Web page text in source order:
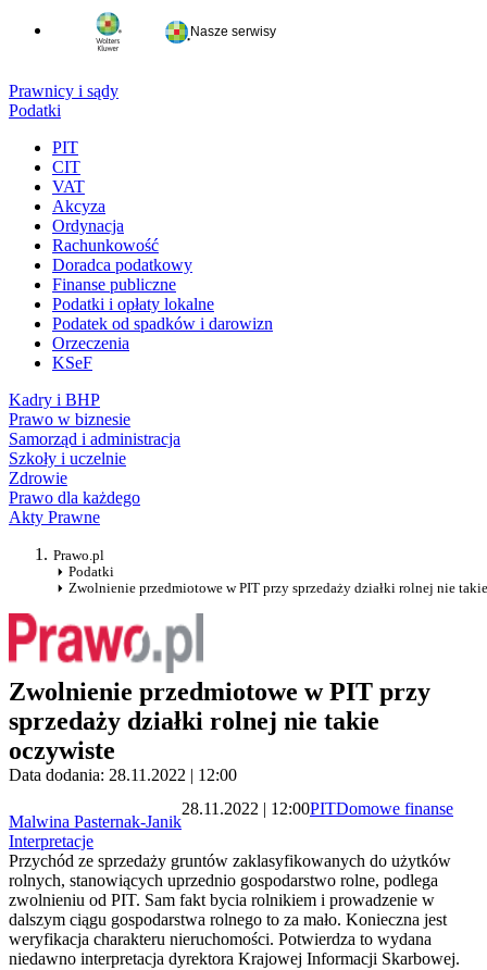
Nasze serwisy
Prawnicy i sądy
Podatki
PIT
CIT
VAT
Akcyza
Ordynacja
Rachunkowość
Doradca podatkowy
Finanse publiczne
Podatki i opłaty lokalne
Podatek od spadków i darowizn
Orzeczenia
KSeF
Kadry i BHP
Prawo w biznesie
Samorząd i administracja
Szkoły i uczelnie
Zdrowie
Prawo dla każdego
Akty Prawne
Prawo.pl
Podatki
Zwolnienie przedmiotowe w PIT przy sprzedaży działki rolnej nie
Zwolnienie przedmiotowe w PIT przy
sprzedaży działki rolnej nie takie
oczywiste
Data dodania: 28.11.2022 | 12:00
Malwina Pasternak-Janik
28.11.2022 | 12:00PITDomowe finanse
Interpretacje
Przychód ze sprzedaży gruntów zaklasyfikowanych do użytków
rolnych, stanowiących uprzednio gospodarstwo rolne, podlega
zwolnieniu od PIT. Sam fakt bycia rolnikiem i prowadzenie w
dalszym ciągu gospodarstwa rolnego to za mało. Konieczna jest
weryfikacja charakteru nieruchomości. Potwierdza to wydana
niedawno interpretacja dyrektora Krajowej Informacji Skarbowej.